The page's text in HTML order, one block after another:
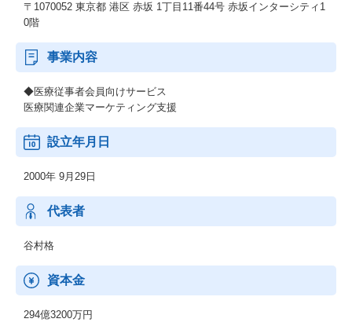
〒1070052 東京都 港区 赤坂 1丁目11番44号 赤坂インターシティ1
0階
事業内容
◆医療従事者会員向けサービス
医療関連企業マーケティング支援
設立年月日
2000年 9月29日
代表者
谷村格
資本金
294億3200万円